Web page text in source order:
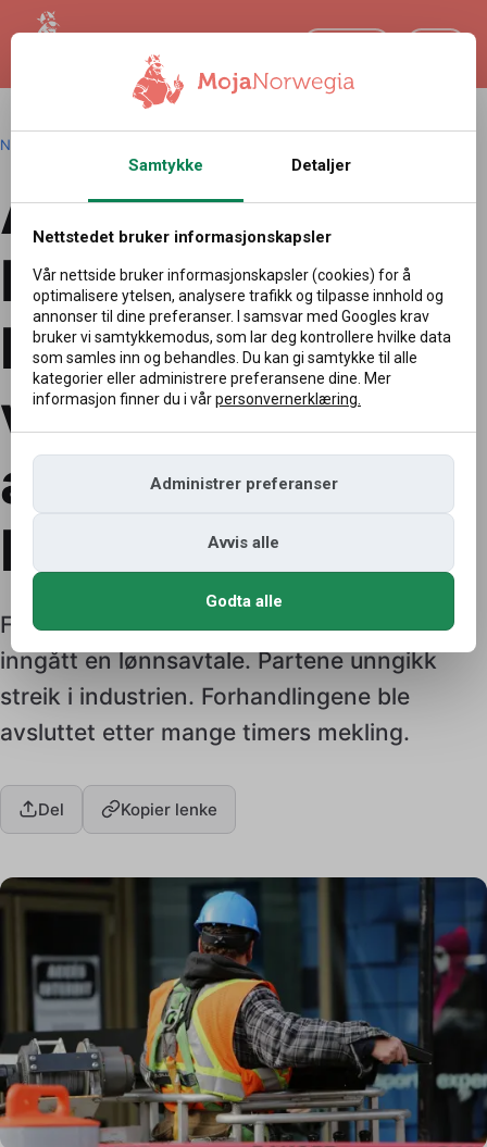
Norsk
Arbeidstakere i
Norge får
lønnsøkning. Vi
vet hva
arbeidsgiverne
har gått med på
Fellesforbundet og Norsk Industri har
inngått en lønnsavtale. Partene unngikk
streik i industrien. Forhandlingene ble
avsluttet etter mange timers mekling.
Del Kopier lenke
Samtykke Detaljer
Nettstedet bruker informasjonskapsler
Vår nettside bruker informasjonskapsler (cookies) for å
optimalisere ytelsen, analysere trafikk og tilpasse innhold og
annonser til dine preferanser. I samsvar med Googles krav
bruker vi samtykkemodus, som lar deg kontrollere hvilke data
som samles inn og behandles. Du kan gi samtykke til alle
kategorier eller administrere preferansene dine. Mer
informasjon finner du i vårpersonvernerklæring.
Administrer preferanser
Avvis alle
Godta alle